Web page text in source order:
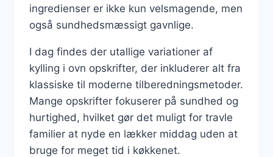
ingredienser er ikke kun velsmagende, men
også sundhedsmæssigt gavnlige.
I dag findes der utallige variationer af
kylling i ovn opskrifter, der inkluderer alt fra
klassiske til moderne tilberedningsmetoder.
Mange opskrifter fokuserer på sundhed og
hurtighed, hvilket gør det muligt for travle
familier at nyde en lækker middag uden at
bruge for meget tid i køkkenet.